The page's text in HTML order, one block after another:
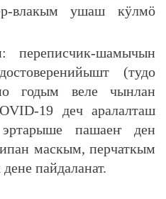
влакым ушаш кӱлмӧ
переписчик-шамычын
(тудо
годым веле чынлан
19 деч аралалташ
пашаеҥ ден
маскым, перчаткым
пайдаланат.